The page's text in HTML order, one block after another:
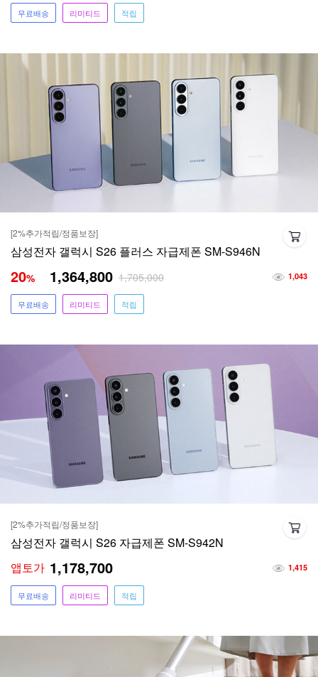
무료배송 리미티드 적립
[2%추가적립/정품보장]
삼성전자 갤럭시 S26 플러스 자급제폰 SM-S946N
1,043
20% 1,364,800 1,705,000
무료배송 리미티드 적립
[2%추가적립/정품보장]
삼성전자 갤럭시 S26 자급제폰 SM-S942N
1,415
앱토가 1,178,700
무료배송 리미티드 적립